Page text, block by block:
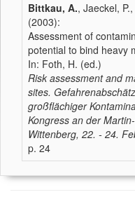
Bittkau, A., Jaeckel, P.,
(2003):
Assessment of
potential to bind heavy
In: Foth, H. (ed.)
Risk assessment and
sites.
großflächiger
Kongress an der
Wittenberg, 22. - 24.
p. 24